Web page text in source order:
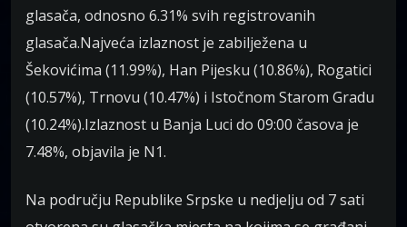
glasača, odnosno 6.31% svih registrovanih
glasača.Najveća izlaznost je zabilježena u
Šekovićima (11.99%), Han Pijesku (10.86%), Rogatici
(10.57%), Trnovu (10.47%) i Istočnom Starom Gradu
(10.24%).Izlaznost u Banja Luci do 09:00 časova je
7.48%, objavila je N1.
Na području Republike Srpske u nedjelju od 7 sati